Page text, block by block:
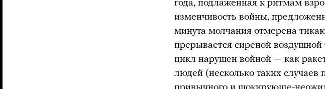
года, подлаженная к ритмам
изменчивость войны,
минута молчания отмерена
прерывается сиреной
цикл нарушен войной — как
людей (несколько таких